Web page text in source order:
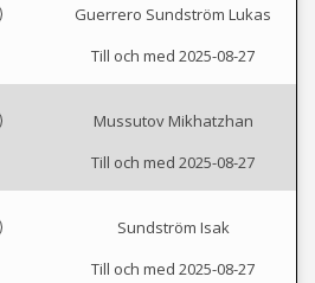
Guerrero Sundström Lukas
Till och med 2025-08-27
Mussutov Mikhatzhan
Till och med 2025-08-27
Sundström Isak
Till och med 2025-08-27